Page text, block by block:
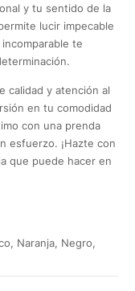
y tu sentido de la
lucir impecable
te
calidad y atención al
en tu comodidad
con una prenda
esfuerzo. ¡Hazte con
que puede hacer en
Naranja, Negro,